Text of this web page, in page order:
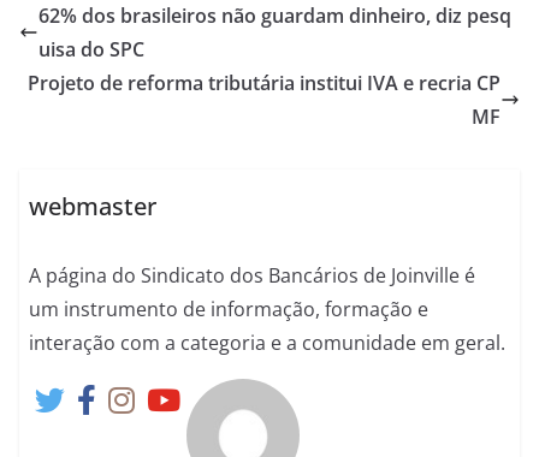
62% dos brasileiros não guardam dinheiro, diz pesq
uisa do SPC
Projeto de reforma tributária institui IVA e recria CP
MF
webmaster
A página do Sindicato dos Bancários de Joinville é
um instrumento de informação, formação e
interação com a categoria e a comunidade em geral.